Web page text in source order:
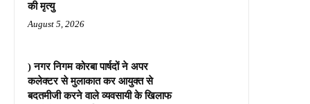
की मृत्यु
August 5, 2026
) नगर निगम कोरबा पार्षदों ने अपर
कलेक्टर से मुलाकात कर आयुक्त से
बदतमीजी करने वाले व्यवसायी के खिलाफ